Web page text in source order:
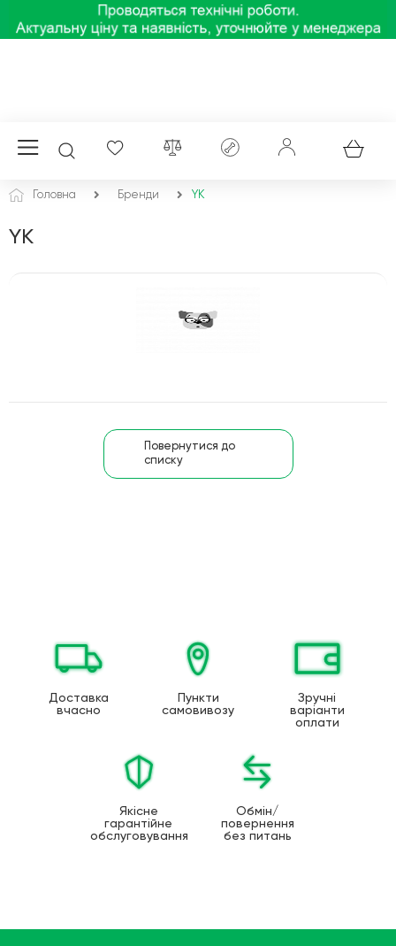
Головна Бренди YK
YK
Повернутися до
списку
Доставка
вчасно
Пункти
самовивозу
Зручні
варіанти
оплати
Якісне
гарантійне
обслуговування
Обмін/
повернення
без питань